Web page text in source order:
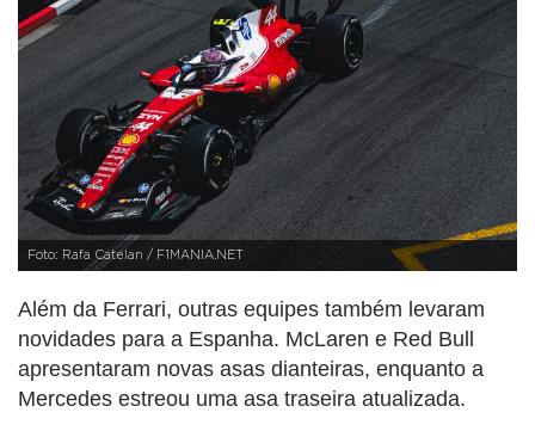
Foto: Rafa Catelan / F1MANIA.NET
Além da Ferrari, outras equipes também levaram
novidades para a Espanha. McLaren e Red Bull
apresentaram novas asas dianteiras, enquanto a
Mercedes estreou uma asa traseira atualizada.